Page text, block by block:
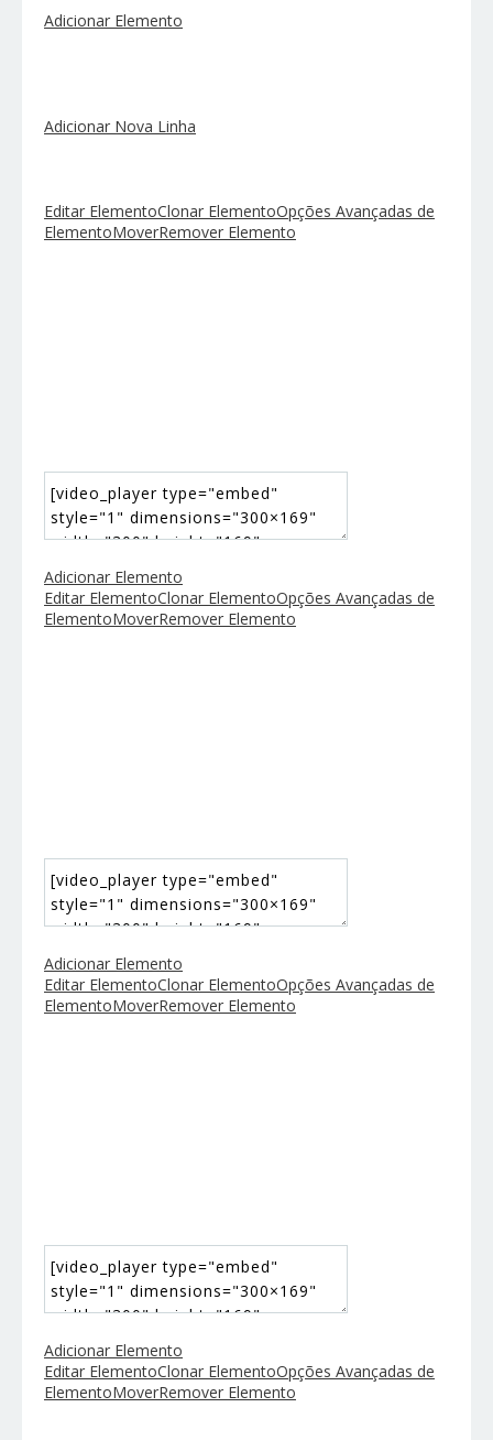
Adicionar Elemento
Adicionar Nova Linha
Editar ElementoClonar ElementoOpções Avançadas de
ElementoMoverRemover Elemento
Adicionar Elemento
Editar ElementoClonar ElementoOpções Avançadas de
ElementoMoverRemover Elemento
Adicionar Elemento
Editar ElementoClonar ElementoOpções Avançadas de
ElementoMoverRemover Elemento
Adicionar Elemento
Editar ElementoClonar ElementoOpções Avançadas de
ElementoMoverRemover Elemento